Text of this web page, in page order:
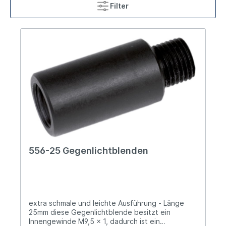
Filter
556-25 Gegenlichtblenden
extra schmale und leichte Ausführung - Länge
25mm diese Gegenlichtblende besitzt ein
Innengewinde M9,5 x 1, dadurch ist ein